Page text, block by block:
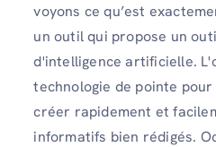
voyons ce qu’est
un outil qui propose un
d'intelligence artificielle.
technologie de pointe
créer rapidement et
informatifs bien rédigés.